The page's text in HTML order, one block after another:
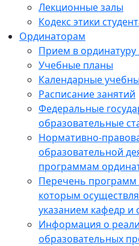
Лекционные залы
Кодекс этики
Ординаторам
Прием в ординатуру
Учебные планы
Календарные
Расписание занятий
Федеральные
образовательные
Нормативно-
образовательной
программам
Перечень программ
которым
указанием кафедр и
Информация о
образовательных